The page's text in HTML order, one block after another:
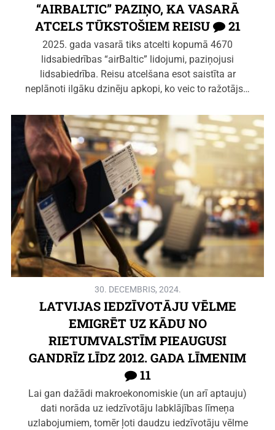
“AIRBALTIC” PAZIŅO, KA VASARĀ
ATCELS TŪKSTOŠIEM REISU
21
2025. gada vasarā tiks atcelti kopumā 4670
lidsabiedrības “airBaltic” lidojumi, paziņojusi
lidsabiedrība. Reisu atcelšana esot saistīta ar
neplānoti ilgāku dzinēju apkopi, ko veic to ražotājs…
30. DECEMBRIS, 2024.
LATVIJAS IEDZĪVOTĀJU VĒLME
EMIGRĒT UZ KĀDU NO
RIETUMVALSTĪM PIEAUGUSI
GANDRĪZ LĪDZ 2012. GADA LĪMENIM
11
Lai gan dažādi makroekonomiskie (un arī aptauju)
dati norāda uz iedzīvotāju labklājības līmeņa
uzlabojumiem, tomēr ļoti daudzu iedzīvotāju vēlme